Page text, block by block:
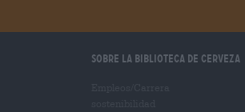
Sobre la biblioteca de cerveza